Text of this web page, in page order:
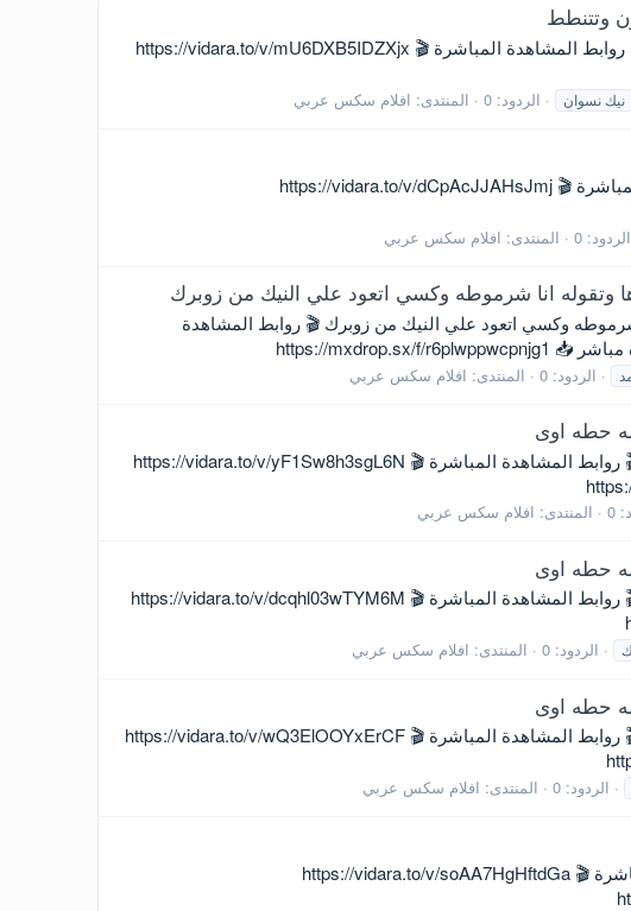
وتتنطط
سهره نيك شرموطه مصريه بالاجره تتناك فى شقه تحت التشطيب بالحجاب تركب على زبر الزبون وتتنطط 🎬 روابط المشاهدة المباشرة 🎬 https://vidara.to/v/mU6DXB5IDZXjx
نيك نسوان الردود: 0 المنتدى: افلام سكس عربي
ميلف عربيه شرموطه بجسم لبن قشطه فرسه تقلع وملط وتعرض وتضرب السبعه ونص 🎬 روابط المشاهدة المباشرة 🎬 https://vidara.to/v/dCpAcJJAHsJmj
الردود: 0 المنتدى: افلام سكس عربي
انا شرموطه وكسي اتعود علي النيك من زوبرك
وكسي اتعود علي النيك من زوبرك 🎬 روابط المشاهدة
الردود: 0 المنتدى: افلام سكس عربي
2026 - الجزء 4 سهرات نيك وفشخ ميلف مصريه فاجره شقط بالليله خبره السنين مع زبون وتقوله حطه اوى 🎬 روابط المشاهدة المباشرة 🎬 https://vidara.to/v/yF1Sw8h3sgL6N
0 المنتدى: افلام سكس عربي
2026 - الجزء 3 سهرات نيك وفشخ ميلف مصريه فاجره شقط بالليله خبره السنين مع زبون وتقوله حطه اوى 🎬 روابط المشاهدة المباشرة 🎬 https://vidara.to/v/dcqhl03wTYM6M
الردود: 0 المنتدى: افلام سكس عربي
2026 - الجزء 1 سهرات نيك وفشخ ميلف مصريه فاجره شقط بالليله خبره السنين مع زبون وتقوله حطه اوى 🎬 روابط المشاهدة المباشرة 🎬 https://vidara.to/v/wQ3ElOOYxErCF
الردود: 0 المنتدى: افلام سكس عربي
2026 - الجزء 1 برايفتات تانجو سكس نيك وفشخ زوجين مصريين من قناه ملوك الدلع 🎬 روابط المشاهدة المباشرة 🎬 https://vidara.to/v/soAA7HgHftdGa